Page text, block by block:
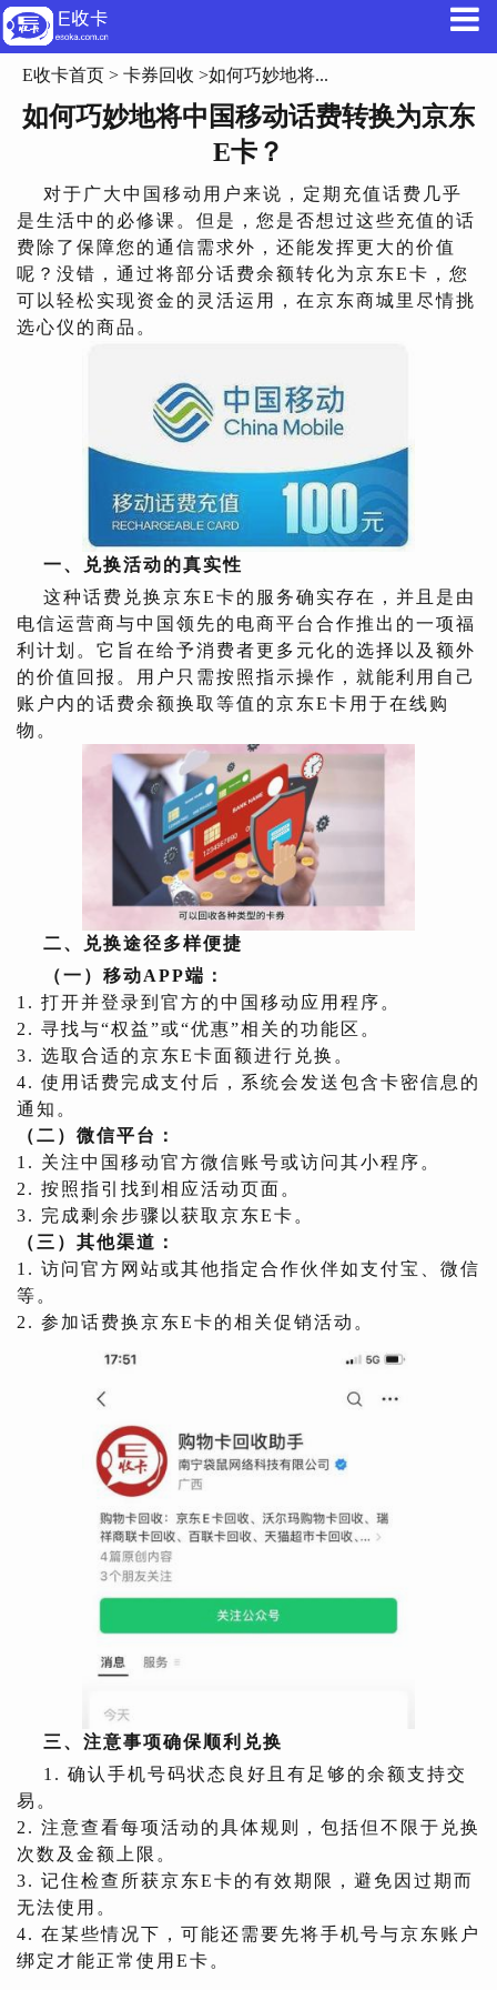
E收卡首页 > 卡券回收 >如何巧妙地将...
如何巧妙地将中国移动话费转换为京东
E卡？
对于广大中国移动用户来说，定期充值话费几乎
是生活中的必修课。但是，您是否想过这些充值的话
费除了保障您的通信需求外，还能发挥更大的价值
呢？没错，通过将部分话费余额转化为京东E卡，您
可以轻松实现资金的灵活运用，在京东商城里尽情挑
选心仪的商品。
一、
兑换活动的真实性
这种话费兑换京东E卡的服务确实存在，并且是由
电信运营商与中国领先的电商平台合作推出的一项福
利计划。它旨在给予消费者更多元化的选择以及额外
的价值回报。用户只需按照指示操作，就能利用自己
账户内的话费余额换取等值的京东E卡用于在线购
物。
二、
兑换途径多样便捷
（一）移动APP端：
1. 打开并登录到官方的中国移动应用程序。
2. 寻找与“权益”或“优惠”相关的功能区。
3. 选取合适的京东E卡面额进行兑换。
4. 使用话费完成支付后，系统会发送包含卡密信息的
通知。
（二）微信平台：
1. 关注中国移动官方微信账号或访问其小程序。
2. 按照指引找到相应活动页面。
3. 完成剩余步骤以获取京东E卡。
（三）其他渠道：
1. 访问官方网站或其他指定合作伙伴如支付宝、微信
等。
2. 参加话费换京东E卡的相关促销活动。
三、 注意事项确保顺利兑换
1. 确认手机号码状态良好且有足够的余额支持交
易。
2. 注意查看每项活动的具体规则，包括但不限于兑换
次数及金额上限。
3. 记住检查所获京东E卡的有效期限，避免因过期而
无法使用。
4. 在某些情况下，可能还需要先将手机号与京东账户
绑定才能正常使用E卡。